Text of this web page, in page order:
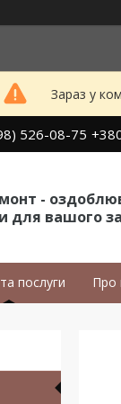
Зараз у
526-08-75
-
для вашого
послуги Про